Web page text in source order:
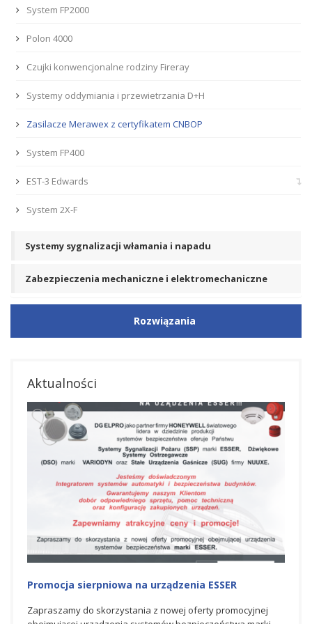
System FP2000
Polon 4000
Czujki konwencjonalne rodziny Fireray
Systemy oddymiania i przewietrzania D+H
Zasilacze Merawex z certyfikatem CNBOP
System FP400
EST-3 Edwards
System 2X-F
Systemy sygnalizacji włamania i napadu
Zabezpieczenia mechaniczne i elektromechaniczne
Rozwiązania
Aktualności
Promocja na urządzenia ESSER
Zapraszamy do skorzystania z czerwcowej oferty